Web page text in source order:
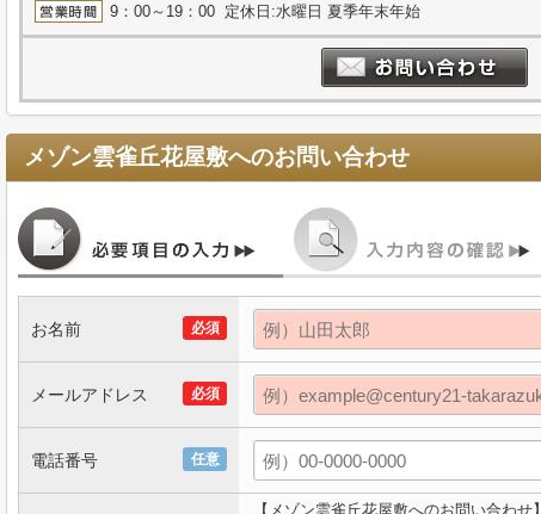
9：00～19：00 定休日:水曜日 夏季年末年始
メゾン雲雀丘花屋敷へのお問い合わせ
必須
お名前
必須
メールアドレス
任意
電話番号
【メゾン雲雀丘花屋敷へのお問い合わせ】